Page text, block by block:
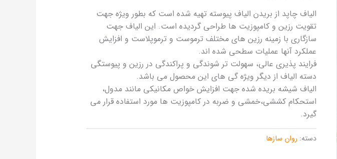
الیاف چاپد از بریدن الیاف پیوسته تهیه شده است که بطور ویژه جهت
تقویت رزین و کامپوزیت ها طراحی گردیده است. این الیاف جهت
سازگاری با زمینه رزین های مختلف ترموست و ترموپلاست و افزایش
عملکرد آنها عملیات سطحی شده اند.
فرایند پذیری عالی، سهولت تر شوندگی و پراکندگی در رزین و پیوستگی
دسته الیاف از دیگر ویژه گی های این محصول می باشد.
الیاف شیشه بریده شده جهت افزایش خواص مکانیکی مانند مدول،
استحکام کششی،خمشی و ضربه در کامپوزیت ها مورد استفاده قرار می
گیرد.
دسته: روان سازها